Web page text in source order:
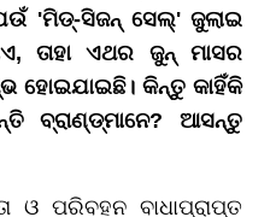
'ମିଡ୍-ସିଜନ୍ ସେଲ୍' ଜୁଲାଇ
ତାହା ଏଥର ଜୁନ୍ ମାସର
ହୋଇଯାଇଛି। କିନ୍ତୁ କାହିଁକି
ବ୍ରାଣ୍ଡ୍ମାନେ? ଆସନ୍ତୁ
ପରିବହନ ବାଧାପ୍ରାପ୍ତ